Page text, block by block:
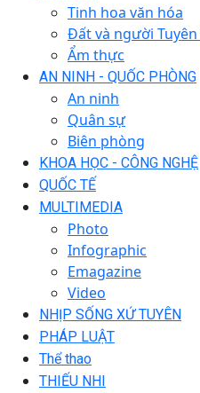
Tinh hoa văn hóa
Đất và người
Ẩm thực
AN NINH - QUỐC PHÒNG
An ninh
Quân sự
Biên phòng
KHOA HỌC - CÔNG NGHỆ
QUỐC TẾ
MULTIMEDIA
Photo
Infographic
Emagazine
Video
NHỊP SỐNG XỨ TUYÊN
PHÁP LUẬT
Thể thao
THIẾU NHI